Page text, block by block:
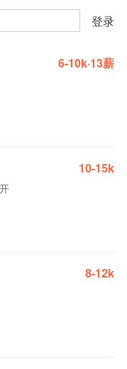
登录
6-10k·13薪
10-15k
8-12k